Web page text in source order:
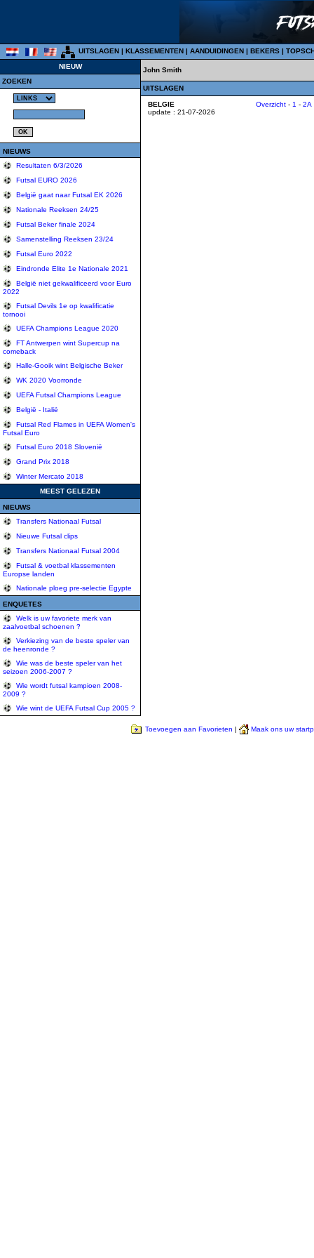
UITSLAGEN | KLASSEMENTEN | AANDUIDINGEN | BEKERS |
NIEUW
ZOEKEN
NIEUWS
Resultaten 6/3/2026
Futsal EURO 2026
België gaat naar Futsal EK 2026
Nationale Reeksen 24/25
Futsal Beker finale 2024
Samenstelling Reeksen 23/24
Futsal Euro 2022
Eindronde Elite 1e Nationale 2021
België niet gekwalificeerd voor Euro
2022
Futsal Devils 1e op kwalificatie
tornooi
UEFA Champions League 2020
FT Antwerpen wint Supercup na
comeback
Halle-Gooik wint Belgische Beker
WK 2020 Voorronde
UEFA Futsal Champions League
België - Italië
Futsal Red Flames in UEFA Women's
Futsal Euro
Futsal Euro 2018 Slovenië
Grand Prix 2018
Winter Mercato 2018
MEEST GELEZEN
NIEUWS
Transfers Nationaal Futsal
Nieuwe Futsal clips
Transfers Nationaal Futsal 2004
Futsal & voetbal klassementen
Europse landen
Nationale ploeg pre-selectie Egypte
ENQUETES
Welk is uw favoriete merk van
zaalvoetbal schoenen ?
Verkiezing van de beste speler van
de heenronde ?
Wie was de beste speler van het
seizoen 2006-2007 ?
Wie wordt futsal kampioen 2008-
2009 ?
Wie wint de UEFA Futsal Cup 2005 ?
John Smith
UITSLAGEN
BELGIE
update : 21-07-2026
Overzicht - 1 - 2A
Toevoegen aan Favorieten | Maak ons uw